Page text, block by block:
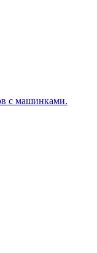
с машинками.